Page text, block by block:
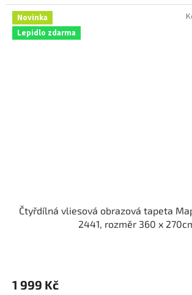
Novinka
Lepidlo zdarma
Čtyřdílná vliesová obrazová tapeta
2441, rozměr 360 x
1 999 Kč